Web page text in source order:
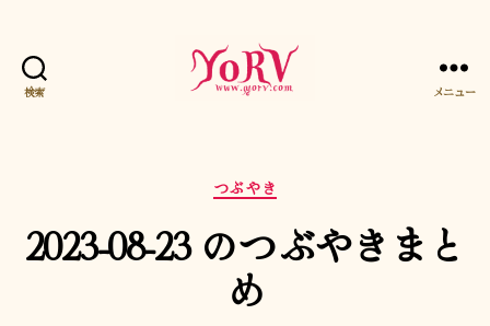
検索 メニュー
カ
テ
ゴ
リ
ー
つぶやき
2023-08-23 のつぶやきまと
め